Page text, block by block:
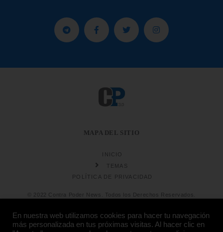
MAPA DEL SITIO
INICIO
TEMAS
POLÍTICA DE PRIVACIDAD
© 2022 Contra Poder News. Todos los Derechos Reservados.
En nuestra web utilizamos cookies para hacer tu navegación
más personalizada en tus próximas visitas. Al hacer clic en